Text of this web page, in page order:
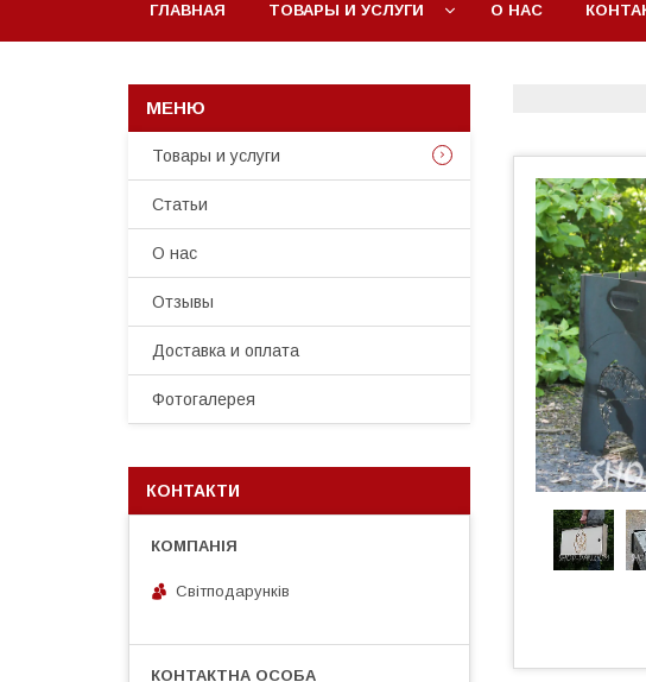
ГЛАВНАЯ ТОВАРЫ И УСЛУГИ О НАС
Товары и услуги
Статьи
О нас
Отзывы
Доставка и оплата
Фотогалерея
КОНТАКТИ
Світподарунків